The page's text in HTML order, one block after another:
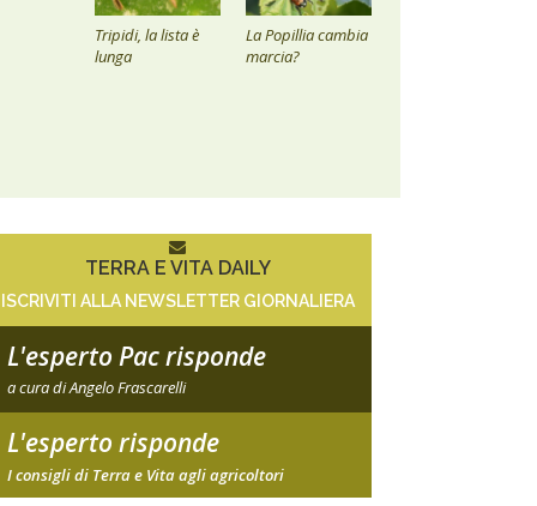
Tripidi, la lista è
lunga
La Popillia cambia
marcia?
TERRA E VITA DAILY
ISCRIVITI ALLA NEWSLETTER GIORNALIERA
L'esperto Pac risponde
a cura di Angelo Frascarelli
L'esperto risponde
I consigli di Terra e Vita agli agricoltori